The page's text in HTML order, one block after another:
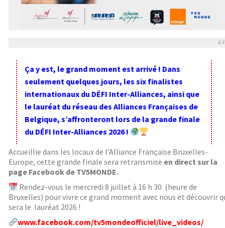
1/1
Ça y est, le grand moment est arrivé ! Dans
seulement quelques jours, les six finalistes
internationaux du DÉFI Inter-Alliances, ainsi que
le lauréat du réseau des Alliances Françaises de
Belgique, s’affronteront lors de la grande finale
du DÉFI Inter-Alliances 2026 !
Accueillie dans les locaux de l’Alliance Française Bruxelles-
Europe, cette grande finale sera retransmise en direct sur la
page Facebook de TV5MONDE.
Rendez-vous le mercredi 8 juillet à 16 h 30 (heure de
Bruxelles) pour vivre ce grand moment avec nous et découvrir
sera le lauréat 2026 !
www.facebook.com/tv5mondeofficiel/live_videos/